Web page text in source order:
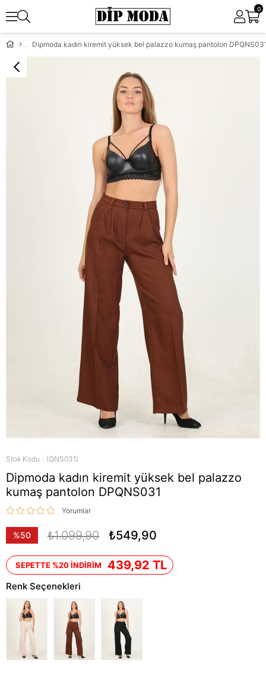
0
Dipmoda kadın kiremit yüksek bel palazzo kumaş pantolon
Stok Kodu (QNS031)
Dipmoda kadın kiremit yüksek bel palazzo
kumaş pantolon DPQNS031
Yorumlar
%50
₺1.099,90 ₺549,90
SEPETTE %20 İNDİRİM 439,92 TL
Renk Seçenekleri